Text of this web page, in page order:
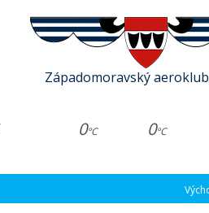
Západomoravský
0°C 0°C